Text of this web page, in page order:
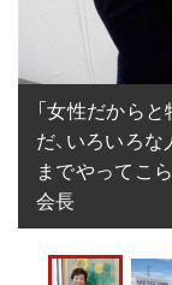
「女性だから
だ、いろいろ
までやってこ
会長